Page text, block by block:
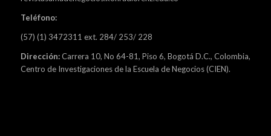
Teléfono:
(57) (1) 3472311 ext. 284/ 253/ 228
Dirección:Carrera 10, No 64-81, Piso 6, Bogotá D.C., Colombia,
Centro de Investigaciones de la Escuela de Negocios (CIEN).